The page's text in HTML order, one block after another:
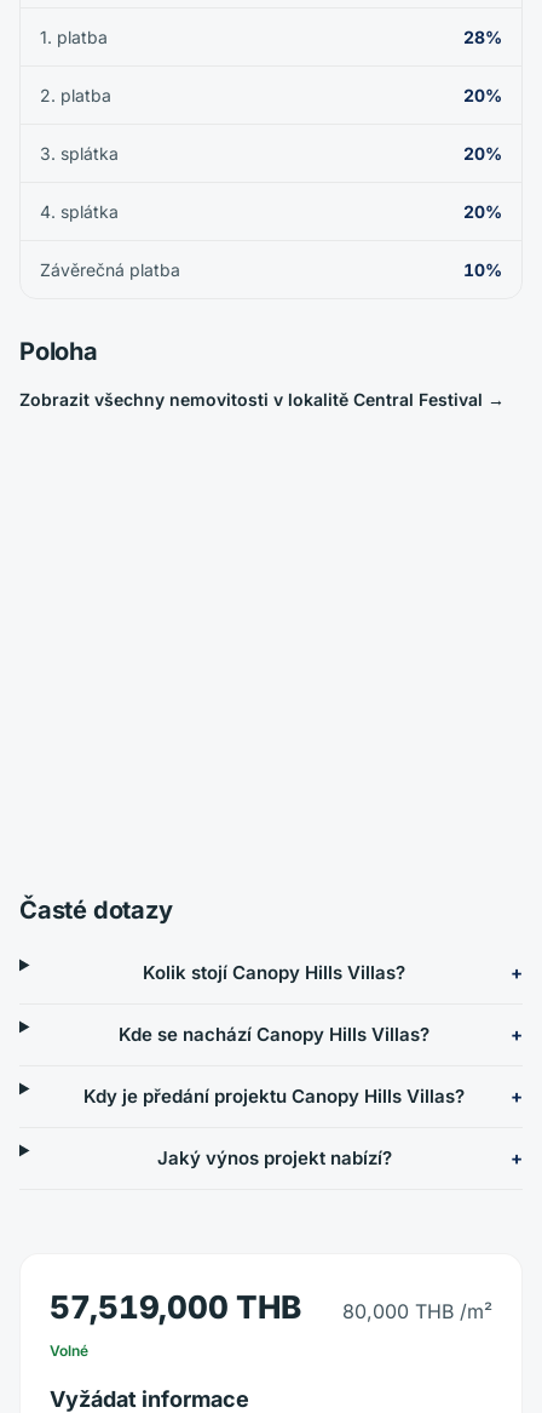
1. platba 28%
2. platba 20%
3. splátka 20%
4. splátka 20%
Závěrečná platba 10%
Poloha
Zobrazit všechny nemovitosti v lokalitě Central Festival →
Časté dotazy
Kolik stojí Canopy Hills Villas?
Kde se nachází Canopy Hills Villas?
Kdy je předání projektu Canopy Hills Villas?
Jaký výnos projekt nabízí?
57,519,000 THB 80,000 THB /m²
Volné
Vyžádat informace